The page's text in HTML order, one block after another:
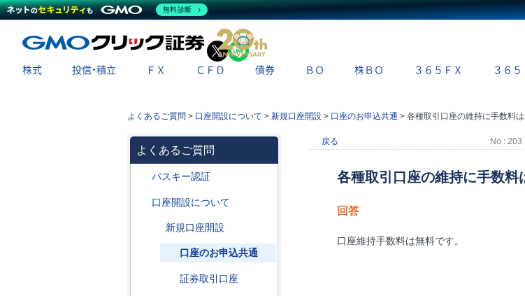
X
株式 投信・積立 ＦＸ ＣＦＤ 債券 ＢＯ 株ＢＯ ３６５ＦＸ ３６５
よくあるご質問 > 口座開設について > 新規口座開設 > 口座のお申込共通 > 各種取引口座の維持に手数料
よくあるご質問
パスキー認証
口座開設について
新規口座開設
口座のお申込共通
証券取引口座
戻る No : 203
各種取引口座の維持に手数料
回答
口座維持手数料は無料です。
無料診断